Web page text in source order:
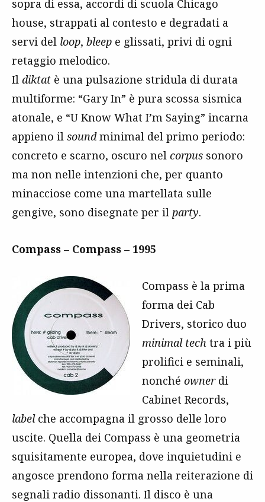
sopra di essa, accordi di scuola Chicago
house, strappati al contesto e degradati a
servi del loop, bleep e glissati, privi di ogni
retaggio melodico.
Il diktat è una pulsazione stridula di durata
multiforme: “Gary In” è pura scossa sismica
atonale, e “U Know What I’m Saying” incarna
appieno il soundminimal del primo periodo:
concreto e scarno, oscuro nel corpus sonoro
ma non nelle intenzioni che, per quanto
minacciose come una martellata sulle
gengive, sono disegnate per il party.
Compass – Compass – 1995
Compass è la prima
forma dei Cab
Drivers, storico duo
minimal tech tra i più
prolifici e seminali,
nonché ownerdi
Cabinet Records,
labelche accompagna il grosso delle loro
uscite. Quella dei Compass è una geometria
squisitamente europea, dove inquietudini e
angosce prendono forma nella reiterazione di
segnali radio dissonanti. Il disco è una